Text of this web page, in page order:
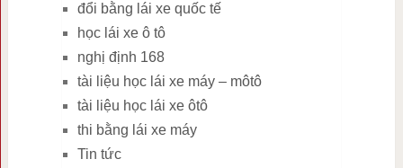
đổi bằng lái xe quốc tế
học lái xe ô tô
nghị định 168
tài liệu học lái xe máy – môtô
tài liệu học lái xe ôtô
thi bằng lái xe máy
Tin tức